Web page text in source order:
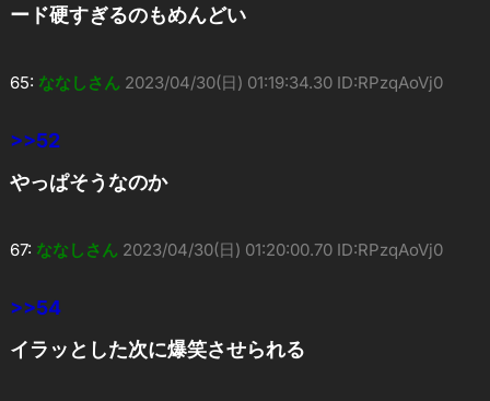
ード硬すぎるのもめんどい
65: ななしさん 2023/04/30(日) 01:19:34.30 ID:RPzqAoVj0
>>52
やっぱそうなのか
67: ななしさん 2023/04/30(日) 01:20:00.70 ID:RPzqAoVj0
>>54
イラッとした次に爆笑させられる